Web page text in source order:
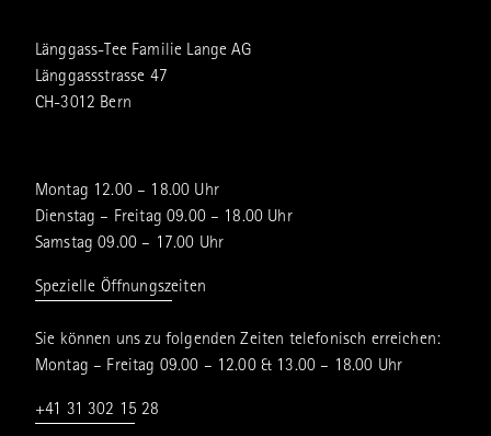
Länggass-Tee Familie Lange AG
Länggassstrasse 47
CH-3012 Bern
Montag 12.00 – 18.00 Uhr
Dienstag – Freitag 09.00 – 18.00 Uhr
Samstag 09.00 – 17.00 Uhr
Spezielle Öffnungszeiten
Sie können uns zu folgenden Zeiten telefonisch erreichen:
Montag – Freitag 09.00 – 12.00 & 13.00 – 18.00 Uhr
+41 31 302 15 28